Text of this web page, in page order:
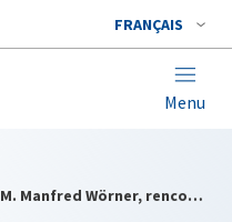
FRANÇAIS
Menu
Le Secrétaire général de l’OTAN, M. Manfred Wörner, rencontre le président Bill Clinton à Washington